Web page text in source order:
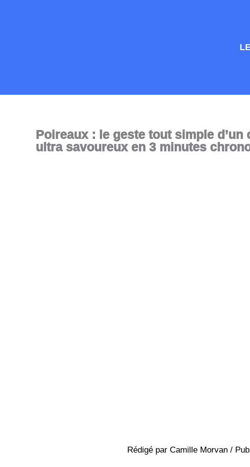
Poireaux : le geste tout simple
ultra savoureux en 3 minutes
Rédigé par Camille Morvan /